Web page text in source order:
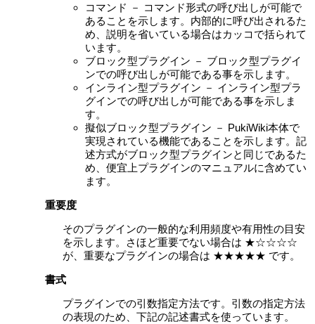
コマンド － コマンド形式の呼び出しが可能で
あることを示します。内部的に呼び出されるた
め、説明を省いている場合はカッコで括られて
います。
ブロック型プラグイン － ブロック型プラグイ
ンでの呼び出しが可能である事を示します。
インライン型プラグイン － インライン型プラ
グインでの呼び出しが可能である事を示しま
す。
擬似ブロック型プラグイン － PukiWiki本体で
実現されている機能であることを示します。記
述方式がブロック型プラグインと同じであるた
め、便宜上プラグインのマニュアルに含めてい
ます。
重要度
そのプラグインの一般的な利用頻度や有用性の目安
を示します。さほど重要でない場合は ★☆☆☆☆
が、重要なプラグインの場合は ★★★★★ です。
書式
プラグインでの引数指定方法です。引数の指定方法
の表現のため、下記の記述書式を使っています。